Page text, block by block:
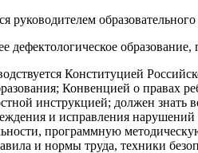
руководителем
дефектологическое
Конституцией
Конвенцией о правах
инструкцией; должен
и исправления
программную
и нормы труда, техники